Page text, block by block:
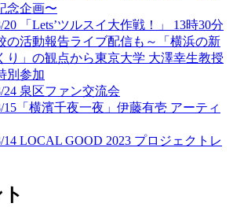
念企画〜
20 「Lets’ツルスイ大作戦！」 13時30分
の活動報告ライブ配信も～「横浜の新
り」の観点から東京大学 大澤幸生教授
別参加
24 泉区ファン交流会
15「横濱千夜一夜」伊藤有壱 アーティ
14 LOCAL GOOD 2023 プロジェクトレ